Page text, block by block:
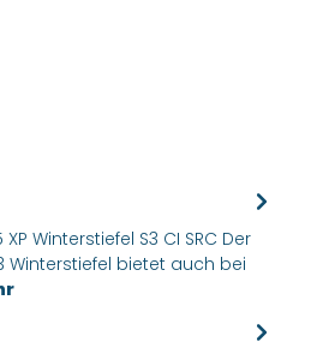
Winterstiefel S3 CI SRC Der
Winterstiefel bietet auch bei